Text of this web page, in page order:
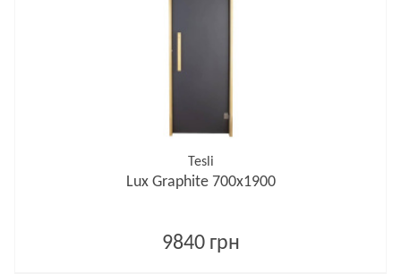
Tesli
Lux Graphite 700х1900
9840 грн